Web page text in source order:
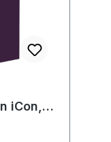
iCon,